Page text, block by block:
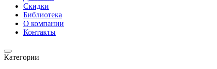
Скидки
Библиотека
О компании
Контакты
Категории
Категории